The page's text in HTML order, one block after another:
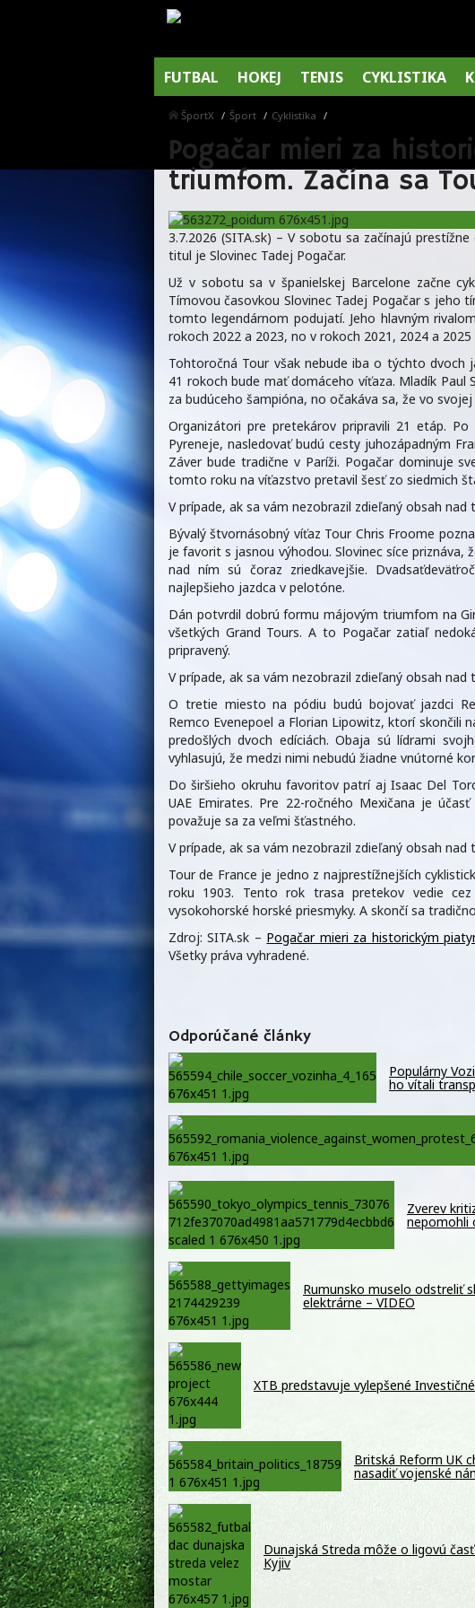
FUTBAL HOKEJ TENIS CYKLISTIKA
ŠportX Šport Cyklistika
Pogačar mieri za
triumfom. Začína sa
3.7.2026 (SITA.sk) – V sobotu sa začínajú
titul je Slovinec Tadej Pogačar.
Už v sobotu sa v španielskej Barcelone začne
Tímovou časovkou Slovinec Tadej Pogačar s jeho
tomto legendárnom podujatí. Jeho hlavným
rokoch 2022 a 2023, no v rokoch 2021, 2024 a
Tohtoročná Tour však nebude iba o týchto dvoch
41 rokoch bude mať domáceho víťaza. Mladík
za budúceho šampióna, no očakáva sa, že vo
Organizátori pre pretekárov pripravili 21 etáp.
Pyreneje, nasledovať budú cesty juhozápadným
Záver bude tradične v Paríži. Pogačar dominuje
tomto roku na víťazstvo pretavil šesť zo siedmich
V prípade, ak sa vám nezobrazil zdieľaný obsah
Bývalý štvornásobný víťaz Tour Chris Froome
je favorit s jasnou výhodou. Slovinec síce
nad ním sú čoraz zriedkavejšie.
najlepšieho jazdca v pelotóne.
Dán potvrdil dobrú formu májovým triumfom na
všetkých Grand Tours. A to Pogačar zatiaľ
pripravený.
V prípade, ak sa vám nezobrazil zdieľaný obsah
O tretie miesto na pódiu budú bojovať jazdci
Remco Evenepoel a Florian Lipowitz, ktorí skončili
predošlých dvoch edíciách. Obaja sú lídrami
vyhlasujú, že medzi nimi nebudú žiadne vnútorné
Do širšieho okruhu favoritov patrí aj Isaac Del
UAE Emirates. Pre 22-ročného Mexičana je
považuje sa za veľmi šťastného.
V prípade, ak sa vám nezobrazil zdieľaný obsah
Tour de France je jedno z najprestížnejších
roku 1903. Tento rok trasa pretekov vedie
vysokohorské horské priesmyky. A skončí sa
Zdroj: SITA.sk – Pogačar mieri za historickým
Všetky práva vyhradené.
Odporúčané články
Populárny
ho vítali
Zverev
nepomohli
Rumunsko muselo odstreliť
elektrárne – VIDEO
XTB predstavuje vylepšené
Britská Reform UK
nasadiť vojenské
Dunajská Streda môže o ligovú
Kyjiv